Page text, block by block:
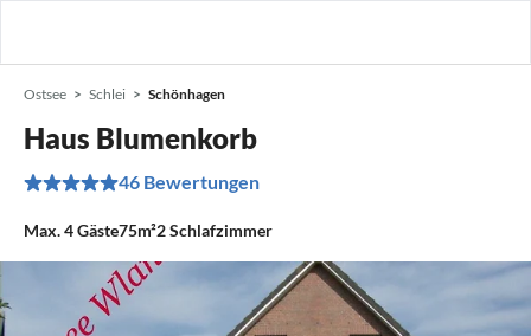
Ostsee Schlei Schönhagen
Haus Blumenkorb
46 Bewertungen
Max.4Gäste75m²2Schlafzimmer